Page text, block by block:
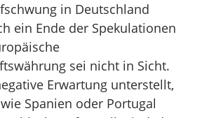
in Deutschland
ein Ende der Spekulationen
sei nicht in Sicht.
Erwartung unterstellt,
Spanien oder Portugal